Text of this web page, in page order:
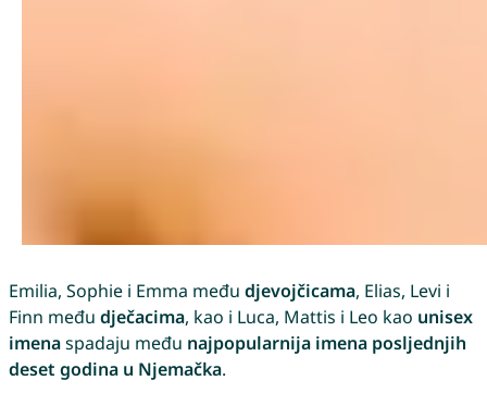
Emilia, Sophie i Emma među djevojčicama, Elias, Levi i
Finn među dječacima, kao i Luca, Mattis i Leo kao unisex
imenaspadaju među najpopularnija imena posljednjih
deset godina u Njemačka.